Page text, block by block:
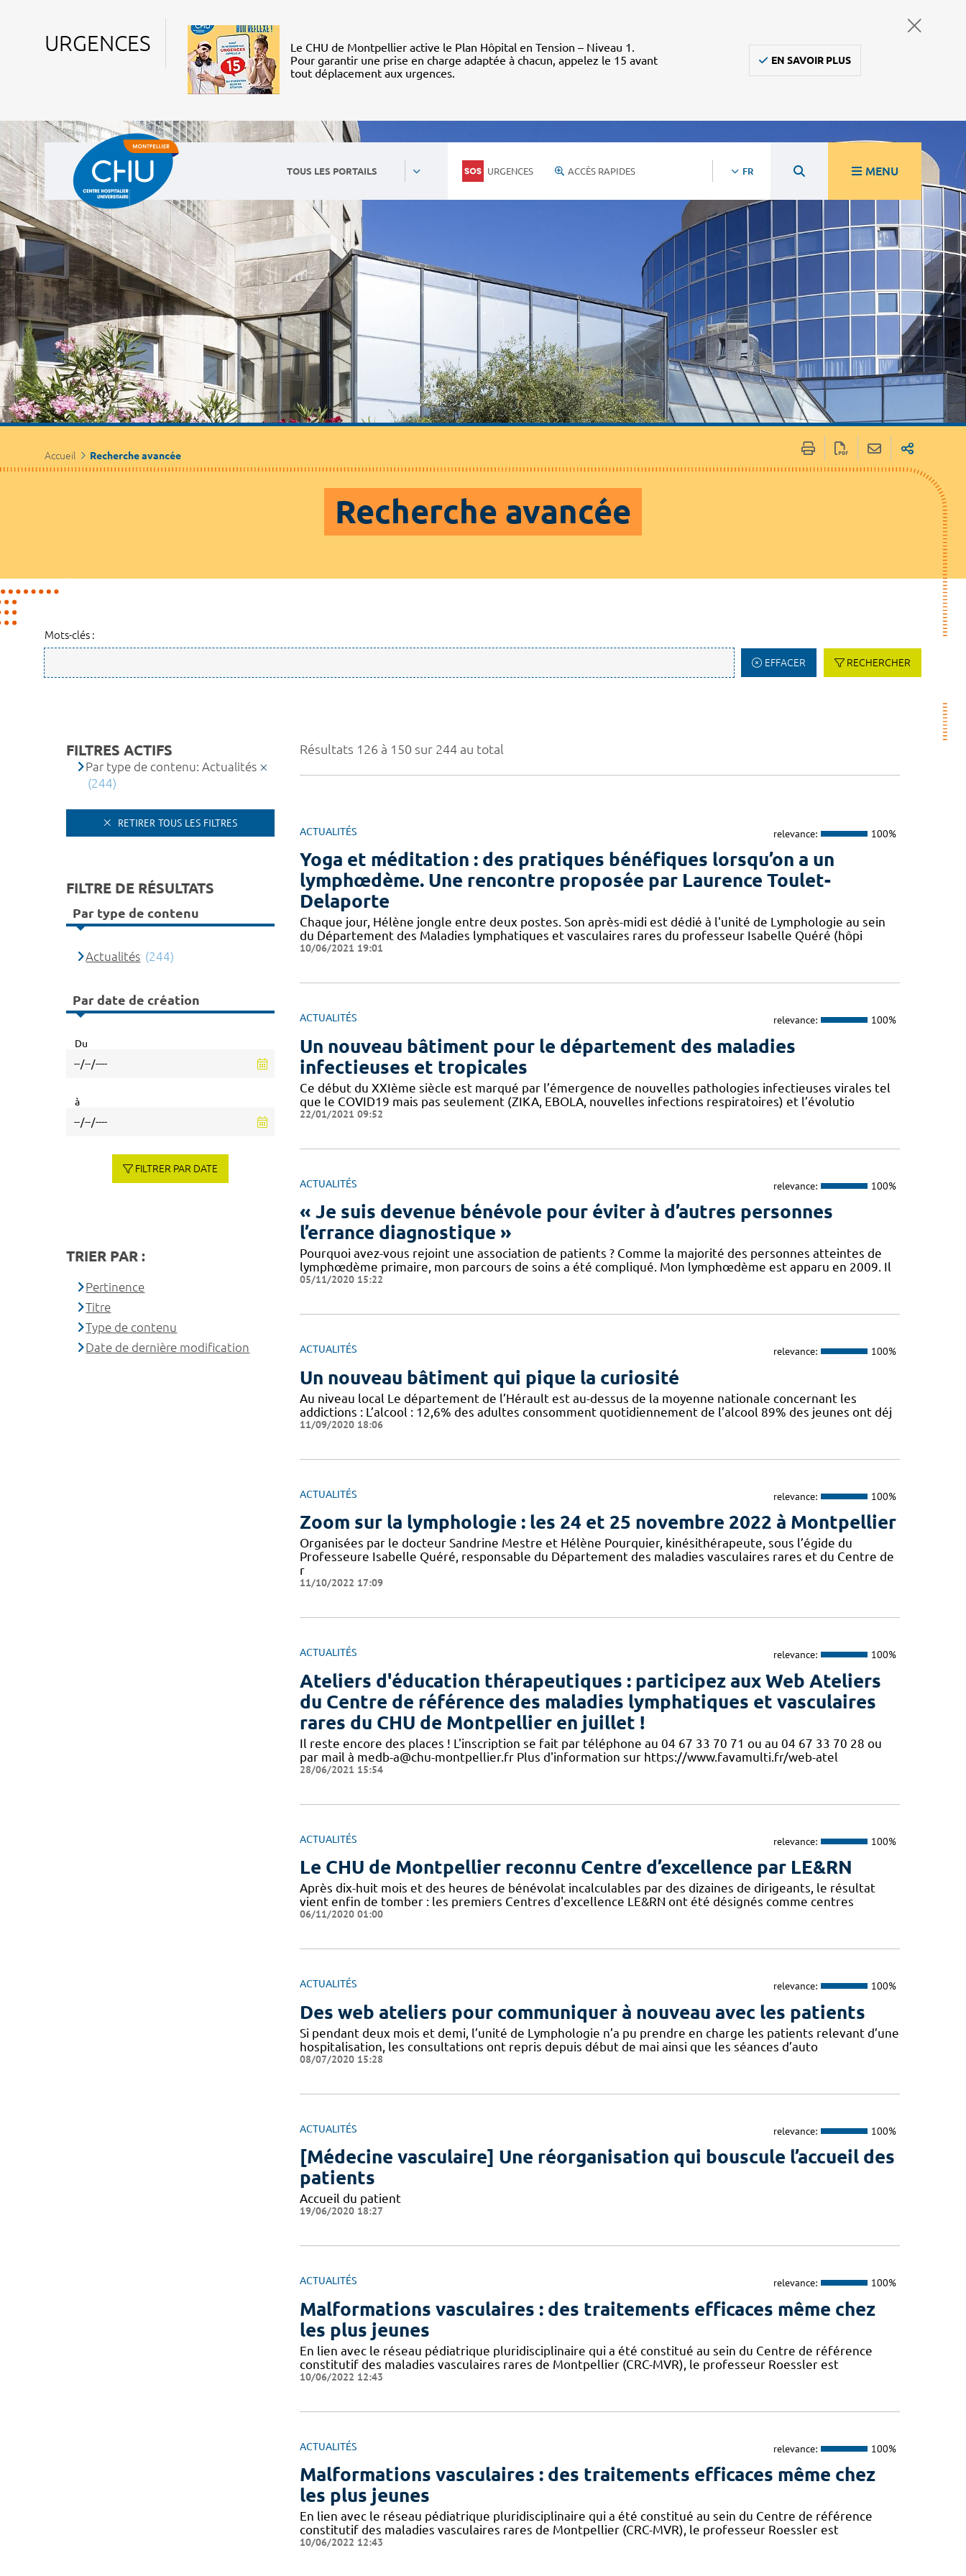
URGENCES
Le CHU de Montpellier active le Plan Hôpital en Tension – Niveau 1.
Pour garantir une prise en charge adaptée à chacun, appelez le 15 avant
tout déplacement aux urgences.
EN SAVOIR PLUS
TOUS LES PORTAILS URGENCES ACCÈS RAPIDES FR MENU
Accueil Recherche avancée
Recherche avancée
Mots-clés :
EFFACER RECHERCHER
Résultats 126 à 150 sur 244 au total
ACTUALITÉS relevance: 100%
Yoga et méditation : des pratiques bénéfiques lorsqu’on a un
lymphœdème. Une rencontre proposée par Laurence Toulet-
Delaporte
Chaque jour, Hélène jongle entre deux postes. Son après-midi est dédié à l'unité de Lymphologie au sein
du Département des Maladies lymphatiques et vasculaires rares du professeur Isabelle Quéré (hôpi
10/06/2021 19:01
ACTUALITÉS relevance: 100%
Un nouveau bâtiment pour le département des maladies
infectieuses et tropicales
Ce début du XXIème siècle est marqué par l’émergence de nouvelles pathologies infectieuses virales tel
que le COVID19 mais pas seulement (ZIKA, EBOLA, nouvelles infections respiratoires) et l’évolutio
22/01/2021 09:52
ACTUALITÉS relevance: 100%
« Je suis devenue bénévole pour éviter à d’autres personnes
l’errance diagnostique »
Pourquoi avez-vous rejoint une association de patients ? Comme la majorité des personnes atteintes de
lymphœdème primaire, mon parcours de soins a été compliqué. Mon lymphœdème est apparu en 2009. Il
05/11/2020 15:22
ACTUALITÉS relevance: 100%
Un nouveau bâtiment qui pique la curiosité
Au niveau local Le département de l’Hérault est au-dessus de la moyenne nationale concernant les
addictions : L’alcool : 12,6% des adultes consomment quotidiennement de l’alcool 89% des jeunes ont déj
11/09/2020 18:06
ACTUALITÉS relevance: 100%
Zoom sur la lymphologie : les 24 et 25 novembre 2022 à Montpellier
Organisées par le docteur Sandrine Mestre et Hélène Pourquier, kinésithérapeute, sous l’égide du
Professeure Isabelle Quéré, responsable du Département des maladies vasculaires rares et du Centre de
r
11/10/2022 17:09
ACTUALITÉS relevance: 100%
Ateliers d'éducation thérapeutiques : participez aux Web Ateliers
du Centre de référence des maladies lymphatiques et vasculaires
rares du CHU de Montpellier en juillet !
Il reste encore des places ! L'inscription se fait par téléphone au 04 67 33 70 71 ou au 04 67 33 70 28 ou
par mail à medb-a@chu-montpellier.fr Plus d'information sur https://www.favamulti.fr/web-atel
28/06/2021 15:54
ACTUALITÉS relevance: 100%
Le CHU de Montpellier reconnu Centre d’excellence par LE&RN
Après dix-huit mois et des heures de bénévolat incalculables par des dizaines de dirigeants, le résultat
vient enfin de tomber : les premiers Centres d'excellence LE&RN ont été désignés comme centres
06/11/2020 01:00
ACTUALITÉS relevance: 100%
Des web ateliers pour communiquer à nouveau avec les patients
Si pendant deux mois et demi, l’unité de Lymphologie n’a pu prendre en charge les patients relevant d’une
hospitalisation, les consultations ont repris depuis début de mai ainsi que les séances d’auto
08/07/2020 15:28
ACTUALITÉS relevance: 100%
[Médecine vasculaire] Une réorganisation qui bouscule l’accueil des
patients
Accueil du patient
19/06/2020 18:27
ACTUALITÉS relevance: 100%
Malformations vasculaires : des traitements efficaces même chez
les plus jeunes
En lien avec le réseau pédiatrique pluridisciplinaire qui a été constitué au sein du Centre de référence
constitutif des maladies vasculaires rares de Montpellier (CRC-MVR), le professeur Roessler est
10/06/2022 12:43
ACTUALITÉS relevance: 100%
Malformations vasculaires : des traitements efficaces même chez
les plus jeunes
En lien avec le réseau pédiatrique pluridisciplinaire qui a été constitué au sein du Centre de référence
constitutif des maladies vasculaires rares de Montpellier (CRC-MVR), le professeur Roessler est
10/06/2022 12:43
FILTRES ACTIFS
Par type de contenu: Actualités
(244)
RETIRER TOUS LES FILTRES
FILTRE DE RÉSULTATS
Par type de contenu
Actualités (244)
Par date de création
Du
à
FILTRER PAR DATE
TRIER PAR :
Pertinence
Titre
Type de contenu
Date de dernière modification